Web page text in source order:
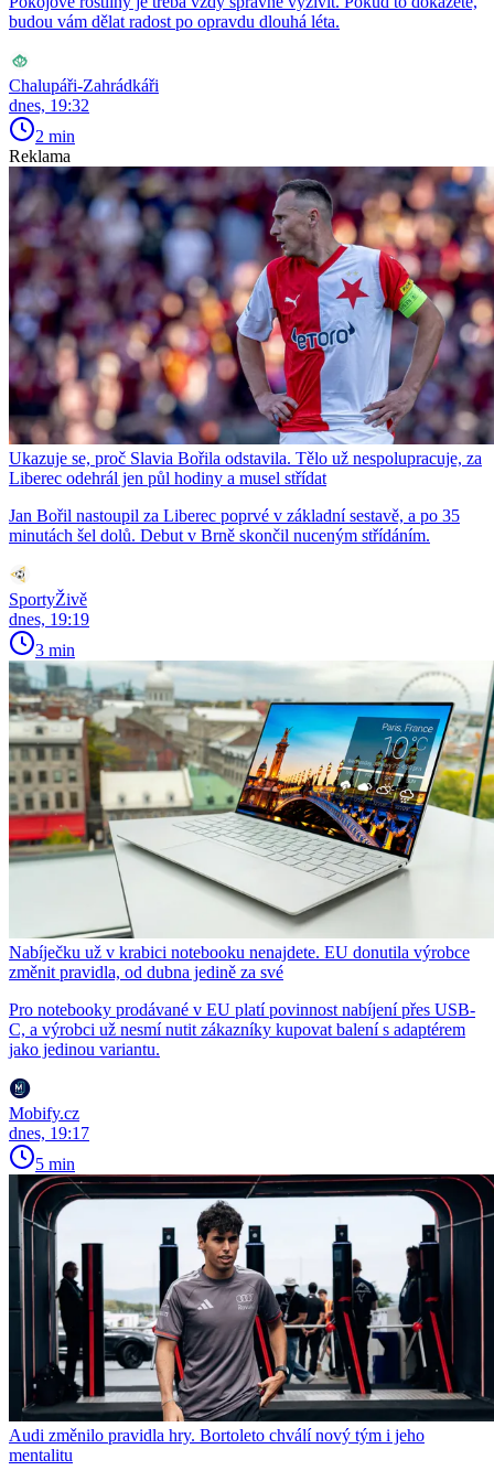
budou vám dělat radost po opravdu dlouhá léta.
Chalupáři-Zahrádkáři
dnes, 19:32
2 min
Reklama
Ukazuje se, proč Slavia Bořila odstavila. Tělo už nespolupracuje, za
Liberec odehrál jen půl hodiny a musel střídat
Jan Bořil nastoupil za Liberec poprvé v základní sestavě, a po 35
minutách šel dolů. Debut v Brně skončil nuceným střídáním.
SportyŽivě
dnes, 19:19
3 min
Nabíječku už v krabici notebooku nenajdete. EU donutila výrobce
změnit pravidla, od dubna jedině za své
Pro notebooky prodávané v EU platí povinnost nabíjení přes USB-
C, a výrobci už nesmí nutit zákazníky kupovat balení s adaptérem
jako jedinou variantu.
Mobify.cz
dnes, 19:17
5 min
Audi změnilo pravidla hry. Bortoleto chválí nový tým i jeho
mentalitu